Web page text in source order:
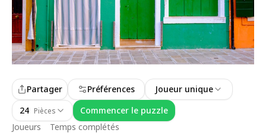
Joueurs Temps complétés
Partager Préférences
Joueur unique
24 Pièces Commencer le puzzle